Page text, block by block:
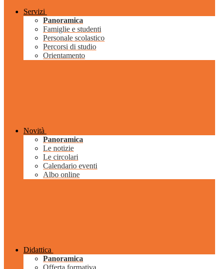
Servizi
Panoramica
Famiglie e studenti
Personale scolastico
Percorsi di studio
Orientamento
Novità
Panoramica
Le notizie
Le circolari
Calendario eventi
Albo online
Didattica
Panoramica